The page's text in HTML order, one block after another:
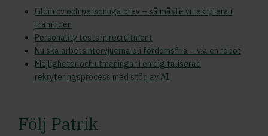
Glöm cv och personliga brev – så måste vi rekrytera i
framtiden
Personality tests in recruitment
Nu ska arbetsintervjuerna bli fördomsfria – via en robot
Möjligheter och utmaningar i en digitaliserad
rekryteringsprocess med stöd av AI
Följ Patrik